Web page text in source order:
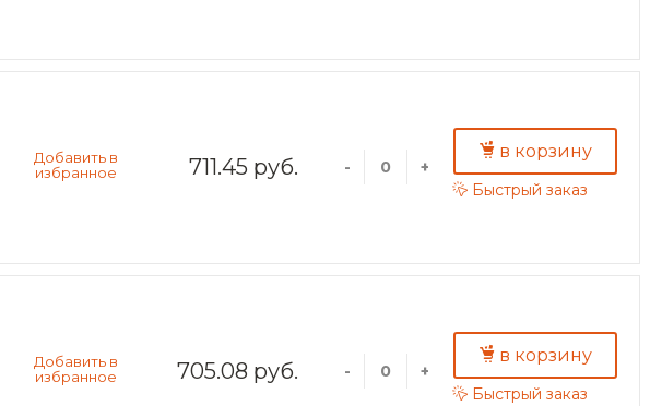
711.45 руб. - +
в корзину
Быстрый заказ
705.08 руб. - +
в корзину
Быстрый заказ